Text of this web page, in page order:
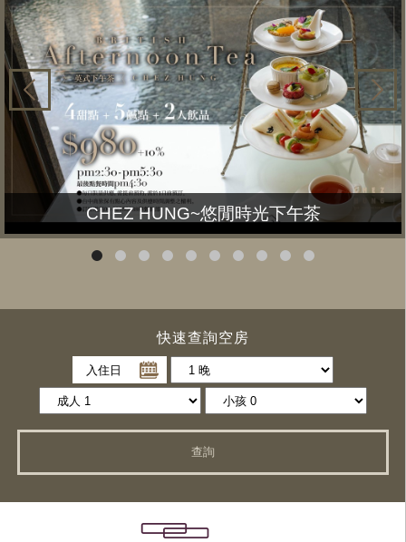
CHEZ HUNG~悠閒時光下午茶
快速查詢空房
入住日
查詢